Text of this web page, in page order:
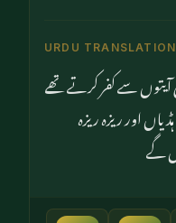
URDU TRANSLATION
سے کفر کرتے تھے
اور ریزہ ریزہ
گے